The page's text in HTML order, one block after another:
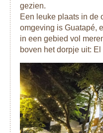
gezien.
Een leuke plaats in de
omgeving is Guatapé,
in een gebied vol
boven het dorpje uit: El